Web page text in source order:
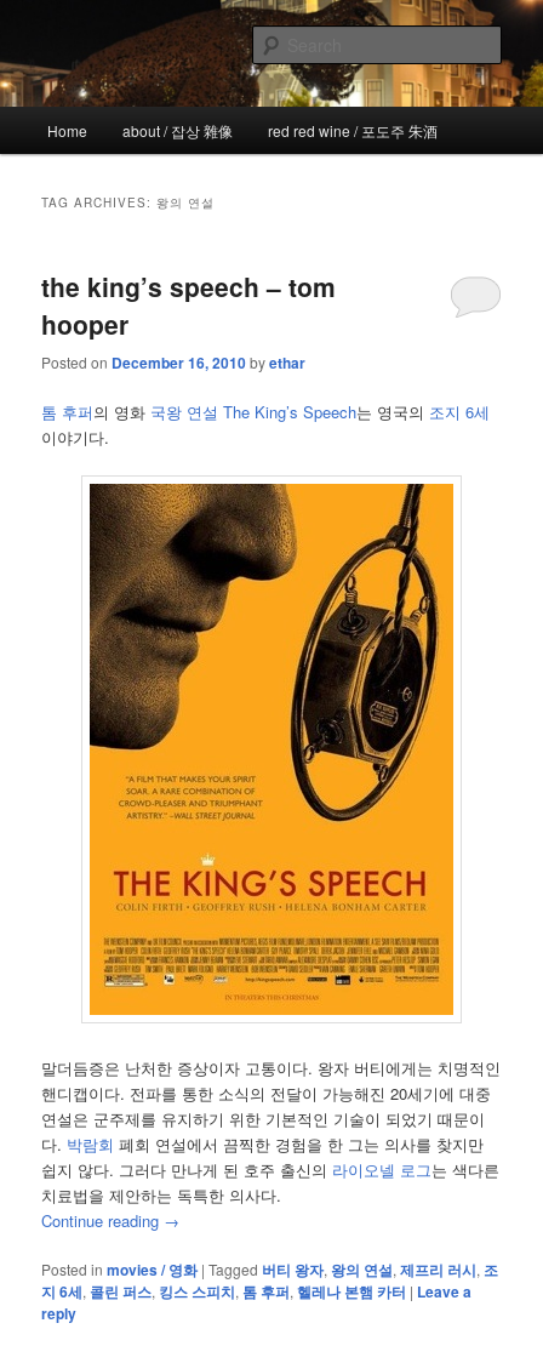
primary
content
secondary
content!wicked
the more I see the less I know
Home about / 잡상 雜像 red red wine / 포도주 朱酒
TAG ARCHIVES:왕의 연설
the king’s speech – tom
hooper
Posted on December 16, 2010byethar
톰 후퍼의 영화 국왕 연설 The King’s Speech는 영국의 조지 6세
이야기다.
말더듬증은 난처한 증상이자 고통이다. 왕자 버티에게는 치명적인
핸디캡이다. 전파를 통한 소식의 전달이 가능해진 20세기에 대중
연설은 군주제를 유지하기 위한 기본적인 기술이 되었기 때문이
다. 박람회 폐회 연설에서 끔찍한 경험을 한 그는 의사를 찾지만
쉽지 않다. 그러다 만나게 된 호주 출신의 라이오넬 로그는 색다른
치료법을 제안하는 독특한 의사다.
Continue reading →
Posted in movies / 영화 |Tagged 버티 왕자,왕의 연설,제프리 러시, 조
지 6세, 콜린 퍼스, 킹스 스피치, 톰 후퍼,헬레나 본햄 카터 | Leave a
reply